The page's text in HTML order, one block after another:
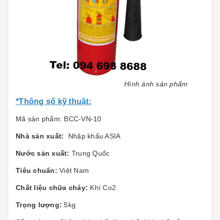
Hình ảnh sản phẩm
*Thông số kỹ thuật:
Mã sản phẩm: BCC-VN-10
Nhà sản xuất: Nhập khẩu ASIA
Nước sản xuất: Trung Quốc
Tiêu chuẩn: Việt Nam
Chất liệu chữa cháy: Khí Co2
Trọng lượng: 5kg